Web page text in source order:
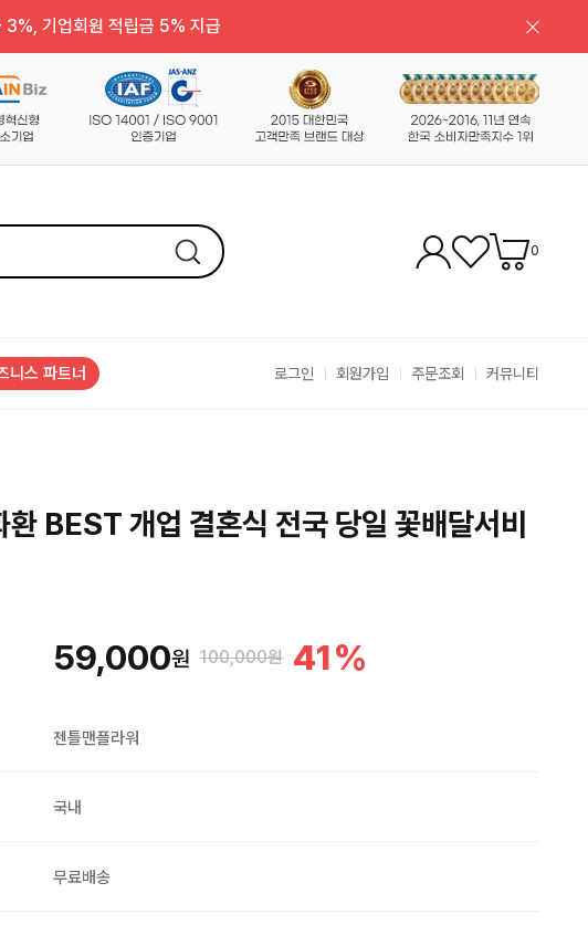
기업회원 적립금 5% 지급
0
니스 파트너 로그인 회원가입 주문조회 커뮤니티
환 BEST 개업 결혼식 전국 당일 꽃배달서비
59,000원 100,000원 41%
젠틀맨플라워
국내
무료배송